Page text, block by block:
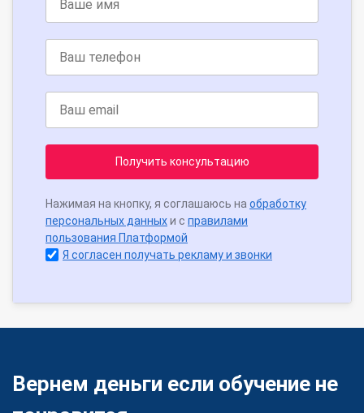
Получить консультацию
Нажимая на кнопку, я соглашаюсь на обработку
персональных данныхи с правилами
пользования Платформой
Я согласен получать рекламу и звонки
Вернем деньги если обучение не